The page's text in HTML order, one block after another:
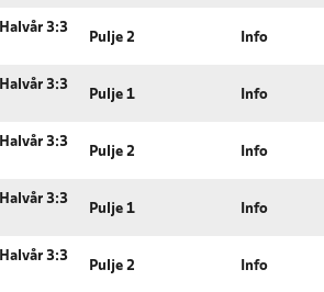
3:3
Pulje 2 Info
3:3
Pulje 1 Info
3:3
Pulje 2 Info
3:3
Pulje 1 Info
3:3
Pulje 2 Info